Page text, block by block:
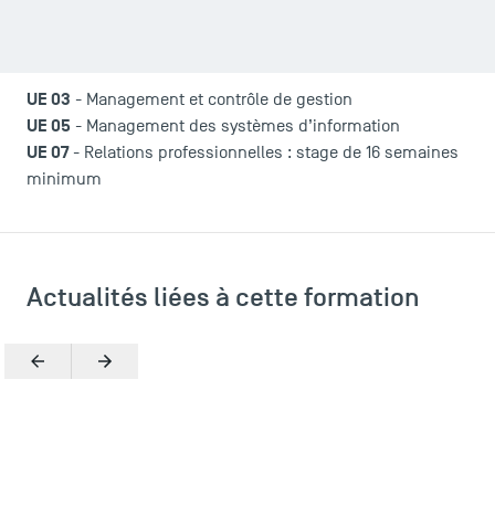
Le corps professoral
Campus tour
Accréditations
UE 03 - Management et contrôle de gestion
UE 05 - Management des systèmes d’information
UE 07- Relations professionnelles : stage de 16 semaines
minimum
Actualités liées à cette formation
PrécédentSuivant